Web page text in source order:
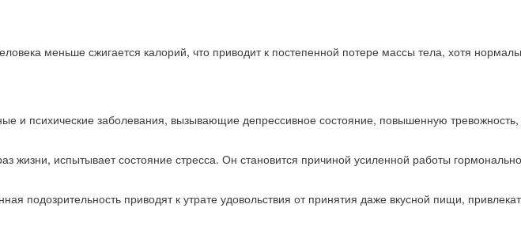
меньше сжигается калорий, что приводит к постепенной потере массы тела, хотя
психические заболевания, вызывающие депрессивное состояние, повышенную тревожность,
испытывает состояние стресса. Он становится причиной усиленной работы
подозрительность приводят к утрате удовольствия от принятия даже вкусной пищи,